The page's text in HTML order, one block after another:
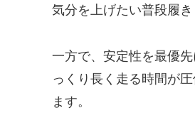
気分を上げたい普段履
一方で、安定性を最優
っくり長く走る時間が
ます。